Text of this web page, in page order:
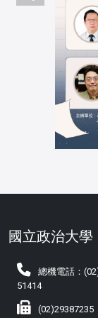
國立政治大學
總機電話：
51414
(02)29387235